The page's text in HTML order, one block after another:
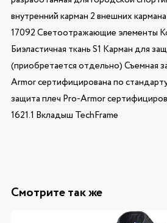
внутренний карман 2 внешних
17092 Светоотражающие элементы
Биэластичная ткань S1 Карман для
(приобретается отдельно) Съемная
Armor сертифицирована по
защита плеч Pro-Armor
1621.1 Вкладыш TechFrame
Смотрите так же